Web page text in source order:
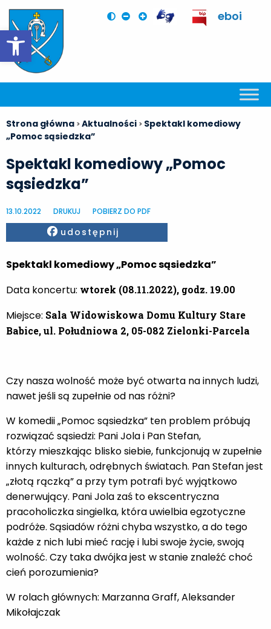
Otwórz pasek narzędzi
eboi
Strona główna >Aktualności > Spektakl komediowy
„Pomoc sąsiedzka”
Spektakl komediowy „Pomoc
sąsiedzka”
13.10.2022 DRUKUJ POBIERZ DO PDF
Facebook
udostępnij
Spektakl komediowy „Pomoc sąsiedzka”
Data koncertu: wtorek (08.11.2022), godz. 19.00
Miejsce: Sala Widowiskowa Domu Kultury Stare
Babice, ul. Południowa 2, 05-082 Zielonki-Parcela
Czy nasza wolność może być otwarta na innych ludzi,
nawet jeśli są zupełnie od nas różni?
W komedii „Pomoc sąsiedzka” ten problem próbują
rozwiązać sąsiedzi: Pani Jola i Pan Stefan,
którzy mieszkając blisko siebie, funkcjonują w zupełnie
innych kulturach, odrębnych światach. Pan Stefan jest
„złotą rączką” a przy tym potrafi być wyjątkowo
denerwujący. Pani Jola zaś to ekscentryczna
pracoholiczka singielka, która uwielbia egzotyczne
podróże. Sąsiadów różni chyba wszystko, a do tego
każde z nich lubi mieć rację i lubi swoje życie, swoją
wolność. Czy taka dwójka jest w stanie znaleźć choć
cień porozumienia?
W rolach głównych: Marzanna Graff, Aleksander
Mikołajczak